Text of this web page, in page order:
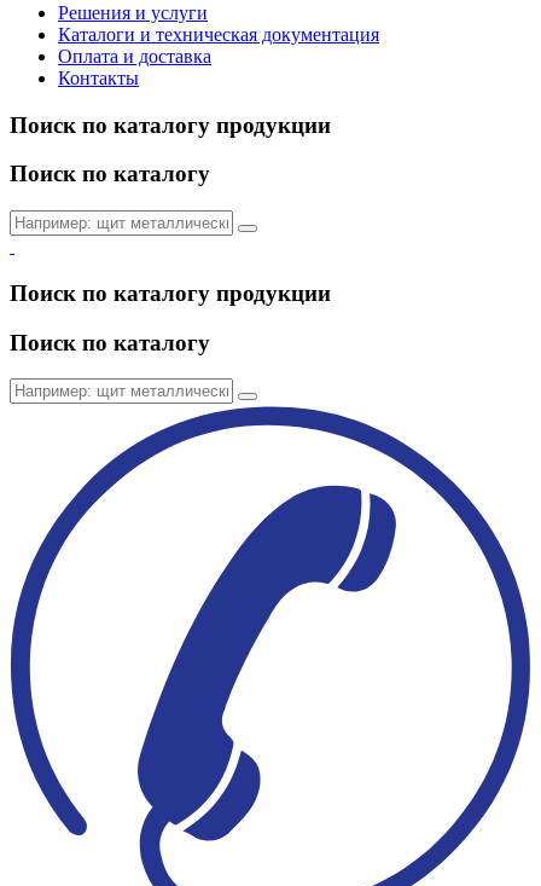
Решения и услуги
Каталоги и техническая документация
Оплата и доставка
Контакты
Поиск по каталогу продукции
Поиск по каталогу
Поиск по каталогу продукции
Поиск по каталогу